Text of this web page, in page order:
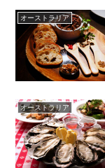
オーストラリア
オーストラリア